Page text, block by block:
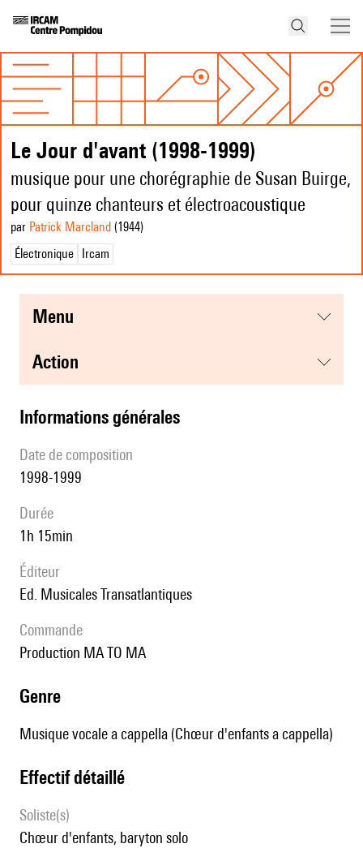
Le Jour d'avant (1998-1999)
musique pour une chorégraphie de Susan Buirge,
pour quinze chanteurs et électroacoustique
par Patrick Marcland (1944)
Électronique
Ircam
menu
action
informations générales
date de composition
1998-1999
durée
1h 15min
éditeur
Ed. Musicales Transatlantiques
Commande
production MA TO MA
genre
Musique vocale a cappella (Chœur d'enfants a cappella)
effectif détaillé
Soliste(s)
chœur d'enfants, baryton solo